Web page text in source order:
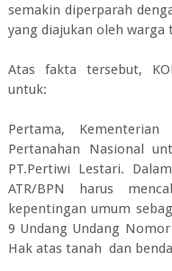
semakin diperparah
yang diajukan oleh warga
Atas fakta tersebut,
untuk:
Pertama,
Pertanahan Nasional
PT.Pertiwi Lestari.
ATR/BPN harus
kepentingan umum
9 Undang Undang
Hak atas tanah dan